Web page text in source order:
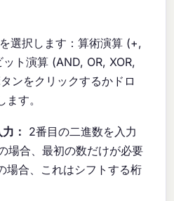
選択します：算術演算 (+,
ト演算 (AND, OR, XOR,
ンをクリックするかドロ
す。
： 2番目の二進数を入力
場合、最初の数だけが必要
場合、これはシフトする桁